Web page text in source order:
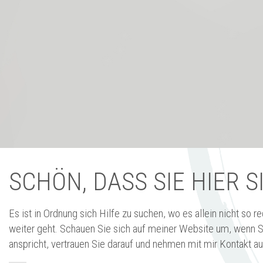
SCHÖN, DASS SIE HIER
Es ist in Ordnung sich Hilfe zu suchen, wo es allein nicht so
weiter geht. Schauen Sie sich auf meiner Website um, wenn
anspricht, vertrauen Sie darauf und nehmen mit mir Kontakt